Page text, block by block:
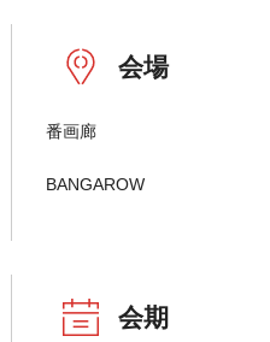
会場
番画廊
BANGAROW
会期